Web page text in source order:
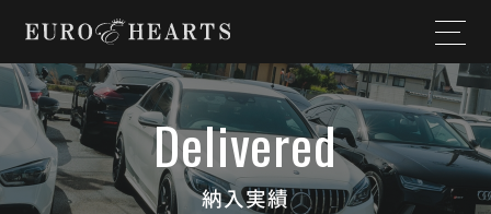
ホーム
私たちについて
店舗情報
納入実績
納入実績